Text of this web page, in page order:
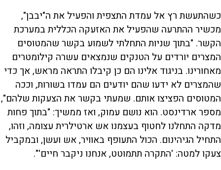
כשהתעשת רץ אל עמדת התצפית והפעיל את ה"יבבן",
מכשיר ההתרעה שהפעיל את האזעקה הכללית במערכת
הקשר. "בתוך שניות התחלתי לשמוע בקשר שהמטוסים
המצרים יורדים על הטנקים שנמצאים עשרה קילומטרים
מאחורינו. בניגוד אלינו הם כן קיבלו התראה מראש, אך כדי
שהמצרים לא ידעו שהם יודעים הם עמדו בשורות, וככה
המטוסים הפציצו אותם. שמעתי בקשר את הצעקות שלהם",
מספר ארדינסט. הוא נושם עמוק, ואז ממשיך: "בתוך פחות
מדקה התחלנו לחטוף בעצמנו אש ארטילרית עצומה, וזהו,
התחיל הגיהינום. הכול התעופף באוויר, אש ועשן, ובמקביל
צעקו למטה: 'התקרה תתמוטט, אנחנו ניקבר חיים'".